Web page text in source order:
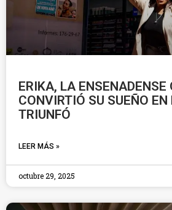
ERIKA, LA ENSENADENSE
CONVIRTIÓ SU SUEÑO
TRIUNFÓ
LEER MÁS »
octubre 29, 2025